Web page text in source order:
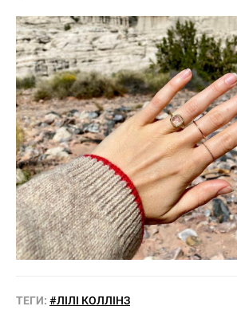
ТЕГИ: #ЛІЛІ КОЛЛІНЗ